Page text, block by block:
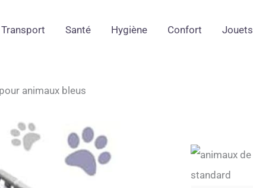
Transport Santé Hygiène Confort
Jouets
animaux bleus